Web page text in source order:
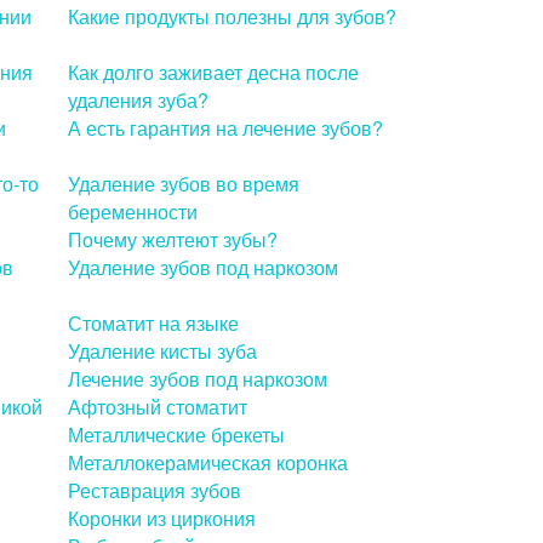
Какие продукты полезны для зубов?
Как долго заживает десна после
удаления зуба?
А есть гарантия на лечение зубов?
то
Удаление зубов во время
беременности
Почему желтеют зубы?
Удаление зубов под наркозом
Стоматит на языке
Удаление кисты зуба
Лечение зубов под наркозом
Афтозный стоматит
Металлические брекеты
Металлокерамическая коронка
Реставрация зубов
Коронки из циркония